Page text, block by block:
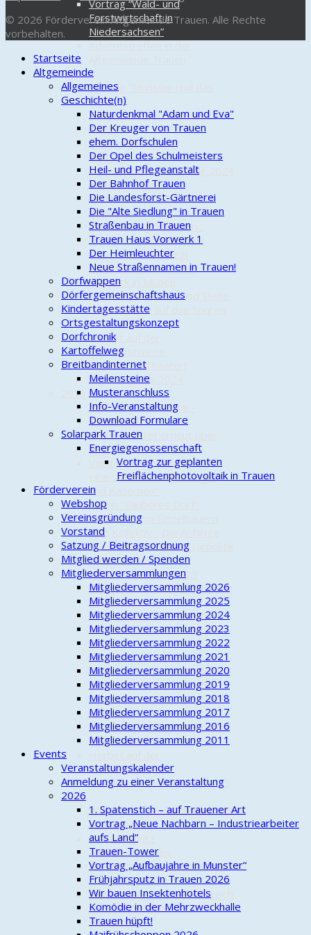
Vortrag “Wald- und
Forstwirtschaft in
Niedersachsen”
2024
Vortrag "Munster und das
Militär"
Kinder bemalen Bänke für
Trauen
Chic in den Frühling
Vortrag
"Arzneimittelversorgung 2024
und E-Rezept"
Boule-Saison in Trauen hat
begonnen
Der Mai ist gekommen…
Dorfgemeinschaft jubelt
Nationalelf zum Sieg!
Kinderfahrradtour zum
Wildpark in Müden
Piratenbank an Ort und Stelle
Fahrradrallye auf den Spuren
der Kartoffel
Herbst auf der
Streuobstwiese
Was für ein Theater!
Adventstreffs 2024
2023
Eröffnung der Bücher-
Tauschzelle
NDR berichtet erneut über
das "Funkloch" Trauen
Vortrag "Munster-Lager –
eine Stadt und „Ihre“ Lager
und Kasernen"
Aktion "Sauberes Dorf"
Vortrag "Vom Einzelbauern
zum Kollektiv - Die Anfänge
der sozialistischen Agrarpolitik
in der DDR"
Maifrühschoppen 2023
Teilnahme am Schützenumzug
in Munster
1. Trauener Dorf-Picknick
Abschluss der Boule-Saison
2023?
Kinder-Fahrradtour
Endlich Mobilfunk in Trauen
Hohe Auszeichnungen für
"Charly" Kirsch und unsere
Ortswehr
Vortrag zum Themenkomplex
Klimawandel
Streuobstwiese
Trauener Adventstreffs 2023
2022
Vortrag "An- und Abbauer und
Handwerker"
Frühjahrsputz
Maifrühschoppen
Gießeinsatz Streuobstwiese
1. Boule-Treff
Kinderausflug Bad Bodenteich
4. Familien-Fahrradtour
Bastelspaß
© 2026 Förderverein Altgemeinde Trauen. Alle Rechte
vorbehalten.
Startseite
Altgemeinde
Allgemeines
Geschichte(n)
Naturdenkmal "Adam und Eva"
Der Kreuger von Trauen
ehem. Dorfschulen
Der Opel des Schulmeisters
Heil- und Pflegeanstalt
Der Bahnhof Trauen
Die Landesforst-Gärtnerei
Die "Alte Siedlung" in Trauen
Straßenbau in Trauen
Trauen Haus Vorwerk 1
Der Heimleuchter
Neue Straßennamen in Trauen!
Dorfwappen
Dörfergemeinschaftshaus
Kindertagesstätte
Ortsgestaltungskonzept
Dorfchronik
Kartoffelweg
Breitbandinternet
Meilensteine
Musteranschluss
Info-Veranstaltung
Download Formulare
Solarpark Trauen
Energiegenossenschaft
Vortrag zur geplanten
Freiflächenphotovoltaik in Trauen
Förderverein
Webshop
Vereinsgründung
Vorstand
Satzung / Beitragsordnung
Mitglied werden / Spenden
Mitgliederversammlungen
Mitgliederversammlung 2026
Mitgliederversammlung 2025
Mitgliederversammlung 2024
Mitgliederversammlung 2023
Mitgliederversammlung 2022
Mitgliederversammlung 2021
Mitgliederversammlung 2020
Mitgliederversammlung 2019
Mitgliederversammlung 2018
Mitgliederversammlung 2017
Mitgliederversammlung 2016
Mitgliederversammlung 2011
Events
Veranstaltungskalender
Anmeldung zu einer Veranstaltung
2026
1. Spatenstich – auf Trauener Art
Vortrag „Neue Nachbarn – Industriearbeiter
aufs Land“
Trauen-Tower
Vortrag „Aufbaujahre in Munster“
Frühjahrsputz in Trauen 2026
Wir bauen Insektenhotels
Komödie in der Mehrzweckhalle
Trauen hüpft!